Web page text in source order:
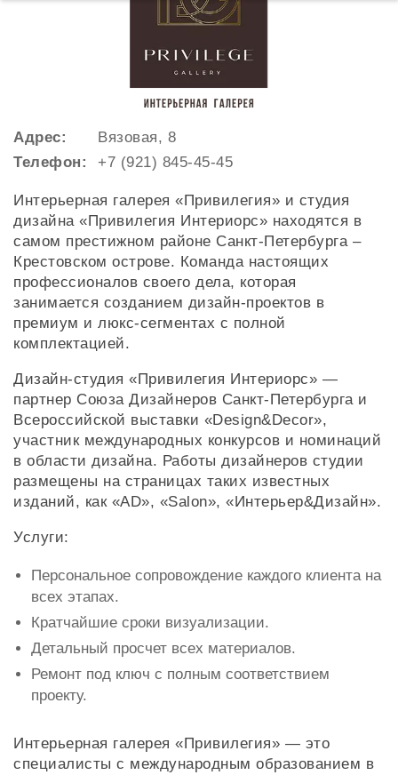
Адрес:
Вязовая, 8
Телефон:
+7 (921) 845-45-45
Интерьерная галерея «Привилегия» и студия
дизайна «Привилегия Интериорс» находятся в
самом престижном районе Санкт-Петербурга –
Крестовском острове. Команда настоящих
профессионалов своего дела, которая
занимается созданием дизайн-проектов в
премиум и люкс-сегментах с полной
комплектацией.
Дизайн-студия «Привилегия Интериорс» —
партнер Союза Дизайнеров Санкт-Петербурга и
Всероссийской выставки «Design&Decor»,
участник международных конкурсов и номинаций
в области дизайна. Работы дизайнеров студии
размещены на страницах таких известных
изданий, как «АD», «Salon», «Интерьер&Дизайн».
Услуги:
Персональное сопровождение каждого клиента на
всех этапах.
Кратчайшие сроки визуализации.
Детальный просчет всех материалов.
Ремонт под ключ с полным соответствием
проекту.
Интерьерная галерея «Привилегия» — это
специалисты с международным образованием в